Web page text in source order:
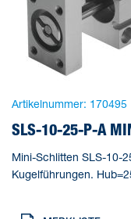
Artikelnummer: 170495
SLS-10-25-P-A
Mini-Schlitten SLS-10-
Kugelführungen.